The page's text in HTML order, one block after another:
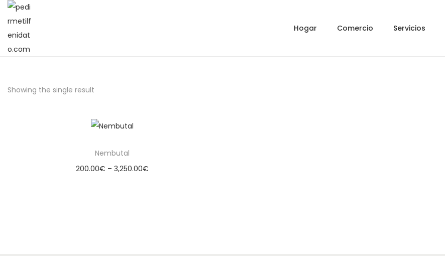
Hogar Comercio Servicios
Showing the single result
Nembutal
200.00€ – 3,250.00€